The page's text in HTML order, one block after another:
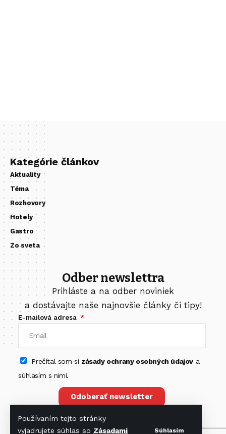
Používaním tejto stránky
vyjadrujete súhlas so Zásadami Súhlasím
Kategórie článkov
Aktuality
Téma
Rozhovory
Hotely
Gastro
Zo sveta
Odber newslettra
Prihláste a na odber noviniek
a dostávajte naše najnovšie články či tipy!
E-mailová adresa
Prečítal som si zásady ochrany osobných údajova
súhlasím s nimi.
Odoberať newsletter